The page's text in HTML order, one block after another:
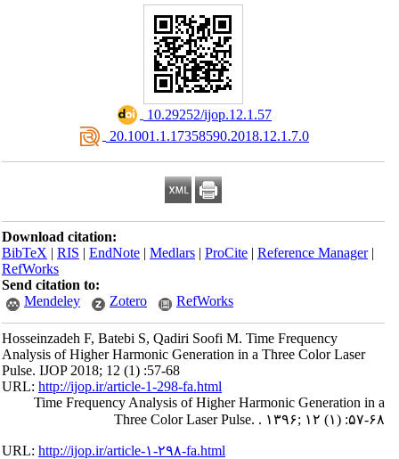
‎ 10.29252/ijop.12.1.57
‎ 20.1001.1.17358590.2018.12.1.7.0
Download citation:
BibTeX|RIS|EndNote|Medlars|ProCite|Reference Manager
RefWorks
Send citation to:
Mendeley
Zotero RefWorks
Hosseinzadeh F, Batebi S, Qadiri Soofi M. Time Frequency
Analysis of Higher Harmonic Generation in a Three Color Laser
Pulse. IJOP 2018; 12 (1) :57-68
URL:http://ijop.ir/article-1-298-fa.html
Time Frequency Analysis of Higher Harmonic Generation in a
Three Color Laser Pulse. . ۱۳۹۶; ۱۲ (۱) :۵۷-۶۸
URL:http://ijop.ir/article-۱-۲۹۸-fa.html